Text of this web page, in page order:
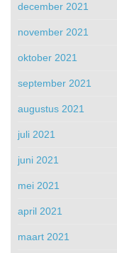
december 2021
november 2021
oktober 2021
september 2021
augustus 2021
juli 2021
juni 2021
mei 2021
april 2021
maart 2021